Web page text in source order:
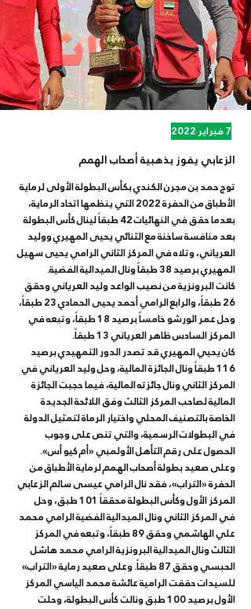
7 فبراير 2022
الزعابي يفوز بذهبية أصحاب الهمم
توج حمد بن مجرن الكندي بكأس البطولة الأولى لرماية
الأطباق من الحفرة 2022 التي ينظمها اتحاد الرماية،
بعدما حقق في النهائيات 42 طبقاً لينال كأس البطولة
بعد منافسة ساخنة مع الثنائي يحيى المهيري ووليد
العرياني، وتلاه في المركز الثاني الرامي يحيى سهيل
المهيري برصيد 38 طبقاً ونال الميدالية الفضية.
كانت البرونزية من نصيب الواعد وليد العرياني وحقق
26 طبقاً، والرابع الرامي أحمد يحيى الحمادي 23 طبقاً،
وحل عمر الورشو خامساً برصيد 18 طبقاً، وتبعه في
المركز السادس ظاهر العرياني 13 طبقاً.
كان يحيي المهيري قد تصدر الدور التمهيدي برصيد
116 طبقاً ونال الجائزة المالية، وحل وليد العرياني في
المركز الثاني ونال جائزته المالية، فيما حجبت الجائزة
المالية لصاحب المركز الثالث وفق اللائحة الجديدة
الخاصة بالتصنيف المحلي واختيار الرماة لتمثيل الدولة
في البطولات الرسمية، والتي تنص على وجوب
الحصول على رقم التأهل الأولمبي «أم كيو أس».
وعلى صعيد بطولة أصحاب الهمم لرماية الأطباق من
الحفرة «التراب»، فقد نال الرامي عيسى سالم الزعابي
المركز الأول وكأس البطولة محققاً 101 طبق، وحل
في المركز الثاني ونال الميدالية الفضية الرامي محمد
علي الهاشمي وحقق 89 طبقاً، وتبعه في المركز
الثالث ونال الميدالية البرونزية الرامي محمد هاشل
الحبسي وحقق 87 طبقاً. وعلى صعيد رماية «التراب»
للسيدات حققت الرامية عائشة محمد الياسي المركز
الأول برصيد 100 طبق ونالت كأس البطولة، وحلت